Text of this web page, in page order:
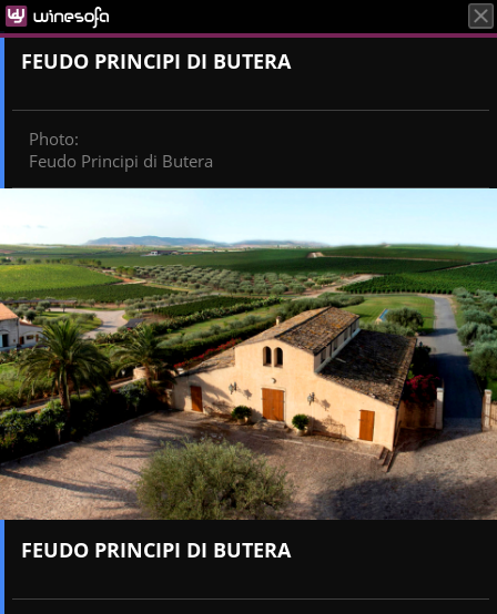
FEUDO PRINCIPI DI BUTERA
Photo:
Feudo Principi di Butera
FEUDO PRINCIPI DI BUTERA